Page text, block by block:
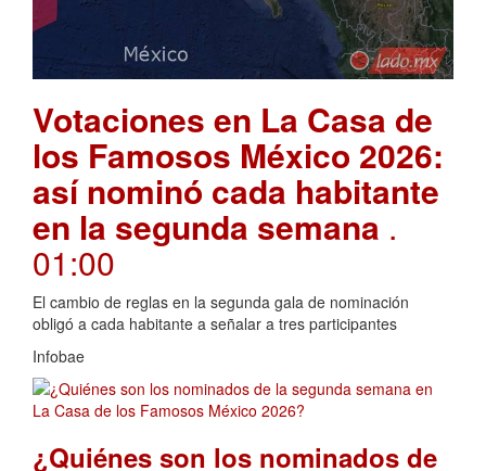
Votaciones en La Casa de
los Famosos México 2026:
así nominó cada habitante
en la segunda semana .
01:00
El cambio de reglas en la segunda gala de nominación
obligó a cada habitante a señalar a tres participantes
Infobae
¿Quiénes son los nominados de